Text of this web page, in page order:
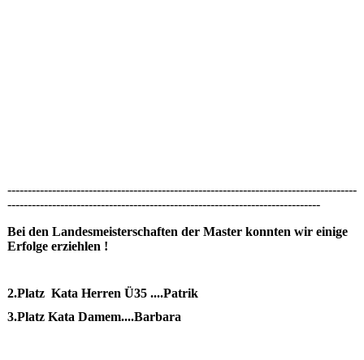
--------------------------------------------------------------------------------------
-----------------------------------------------------------------------------
Bei den Landesmeisterschaften der Master konnten wir einige
Erfolge erziehlen !
2.Platz Kata Herren Ü35 ....Patrik
3.Platz Kata Damem....Barbara